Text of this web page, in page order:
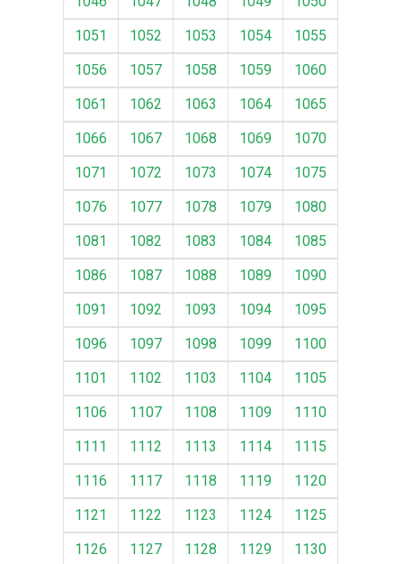
1051
1052 1053 1054
1055
1056
1057 1058 1059
1060
1061
1062 1063 1064
1065
1066
1067 1068 1069
1070
1071
1072 1073 1074
1075
1076
1077 1078 1079
1080
1081
1082 1083 1084
1085
1086
1087 1088 1089
1090
1091
1092 1093 1094
1095
1096
1097 1098 1099
1100
1101
1102 1103 1104
1105
1106
1107 1108 1109
1110
1111
1112 1113 1114
1115
1116
1117 1118 1119
1120
1121
1122 1123 1124
1125
1126
1127 1128 1129
1130